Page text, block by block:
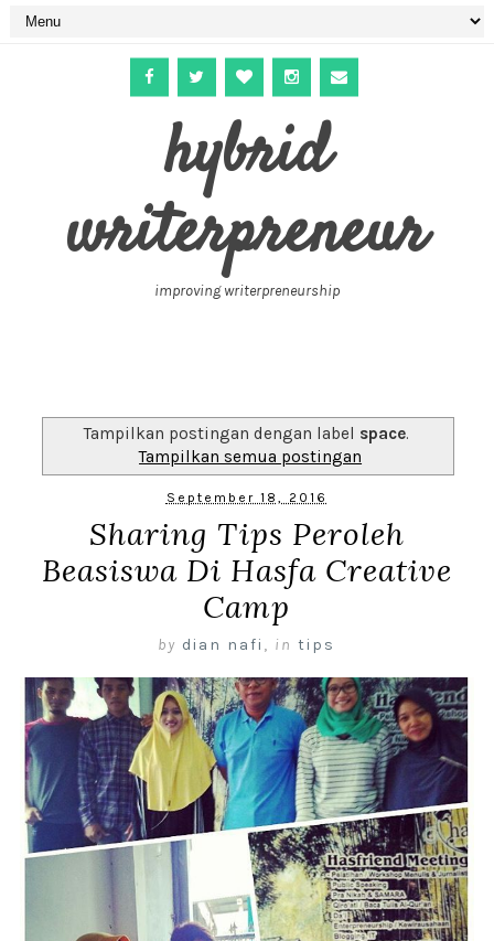
hybrid
writerpreneur
improving writerpreneurship
Tampilkan postingan dengan label space.
Tampilkan semua postingan
September 18, 2016
Sharing Tips Peroleh
Beasiswa Di Hasfa Creative
Camp
by dian nafi , in tips